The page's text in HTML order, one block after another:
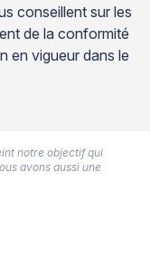
conseillent sur les
de la conformité
en vigueur dans le
notre objectif qui
avons aussi une